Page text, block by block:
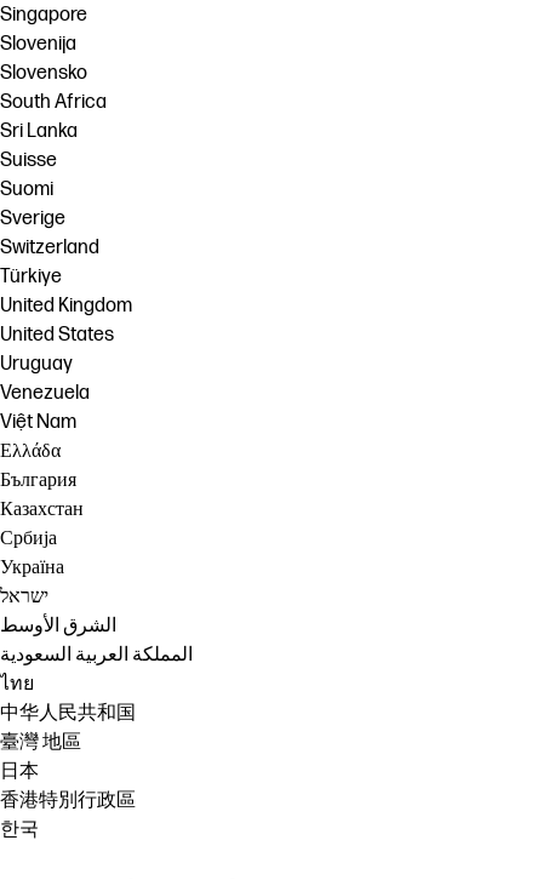
Singapore
Slovenija
Slovensko
South Africa
Sri Lanka
Suisse
Suomi
Sverige
Switzerland
Türkiye
United Kingdom
United States
Uruguay
Venezuela
Việt Nam
Ελλάδα
България
Казахстан
Србија
Україна
ישראל
الشرق الأوسط
المملكة العربية السعودية
ไทย
中华人民共和国
臺灣 地區
日本
香港特別行政區
한국